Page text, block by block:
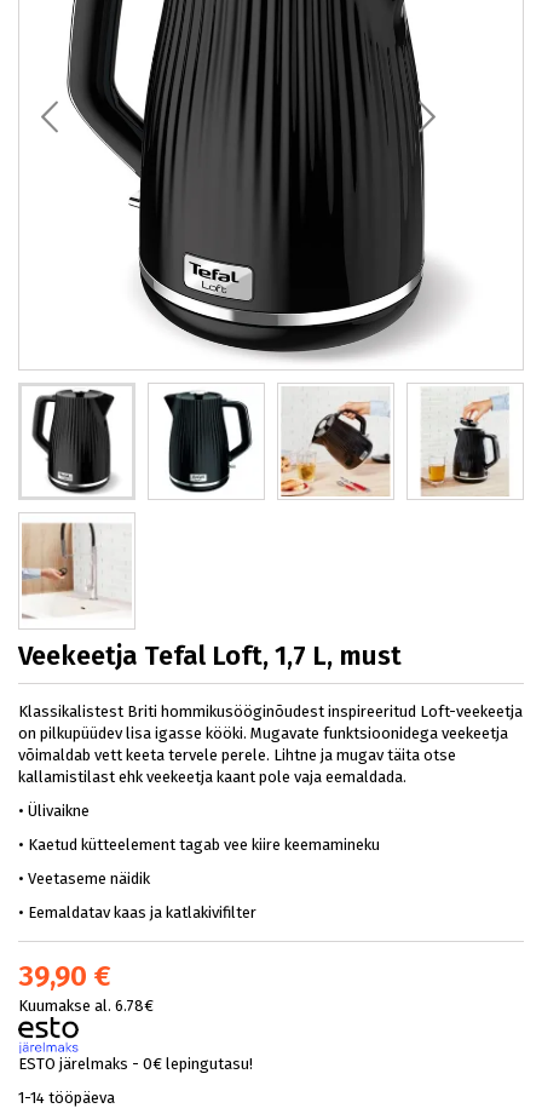
Veekeetja Tefal Loft, 1,7 L, must
Klassikalistest Briti hommikusööginõudest inspireeritud Loft-veekeetja
on pilkupüüdev lisa igasse kööki. Mugavate funktsioonidega veekeetja
võimaldab vett keeta tervele perele. Lihtne ja mugav täita otse
kallamistilast ehk veekeetja kaant pole vaja eemaldada.
• Ülivaikne
• Kaetud kütteelement tagab vee kiire keemamineku
• Veetaseme näidik
• Eemaldatav kaas ja katlakivifilter
39,90 €
Kuumakse al. 6.78€
ESTO järelmaks - 0€ lepingutasu!
1-14 tööpäeva